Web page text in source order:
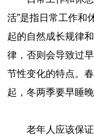
活”是指日常工作和
起的自然成长规律
律，否则会导致过
节性变化的特点。
起，冬两季要早睡晚
老年人应该保证